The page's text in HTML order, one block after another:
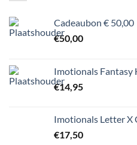
Cadeaubon € 50,00
€50,00
Imotionals Fantasy
€14,95
Imotionals Letter X
€17,50